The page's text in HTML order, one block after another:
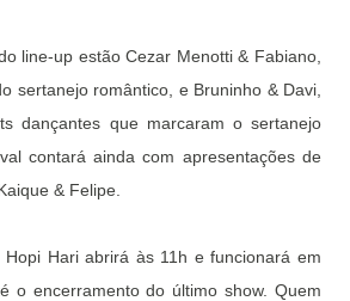
line-up estão Cezar Menotti & Fabiano,
sertanejo romântico, e Bruninho & Davi,
dançantes que marcaram o sertanejo
contará ainda com apresentações de
& Felipe.
Hari abrirá às 11h e funcionará em
o encerramento do último show. Quem